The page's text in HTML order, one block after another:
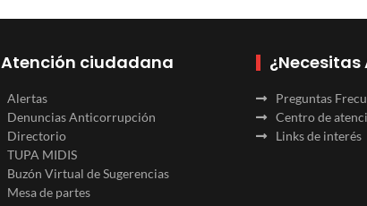
Atención ciudadana
Alertas
Denuncias Anticorrupción
Directorio
TUPA MIDIS
Buzón Virtual de Sugerencias
Mesa de partes
¿Necesitas
Preguntas
Centro de
Links de interés